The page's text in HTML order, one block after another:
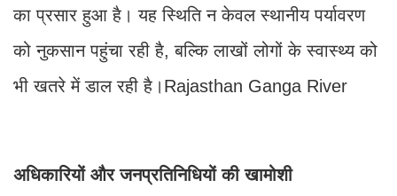
का प्रसार हुआ है। यह स्थिति न केवल स्थानीय पर्यावरण
को नुकसान पहुंचा रही है, बल्कि लाखों लोगों के स्वास्थ्य को
भी खतरे में डाल रही है।Rajasthan Ganga River
अधिकारियों और जनप्रतिनिधियों की खामोशी